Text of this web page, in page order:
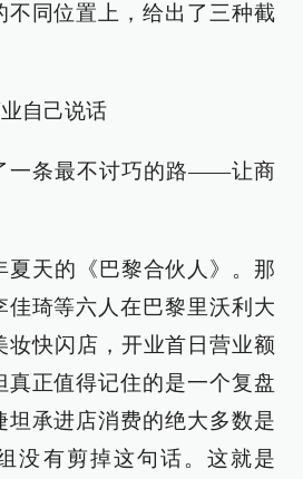
不同位置上，给出了三种截
自己说话
一条最不讨巧的路——让商
夏天的《巴黎合伙人》。那
佳琦等六人在巴黎里沃利大
妆快闪店，开业首日营业额
真正值得记住的是一个复盘
坦承进店消费的绝大多数是
没有剪掉这句话。这就是